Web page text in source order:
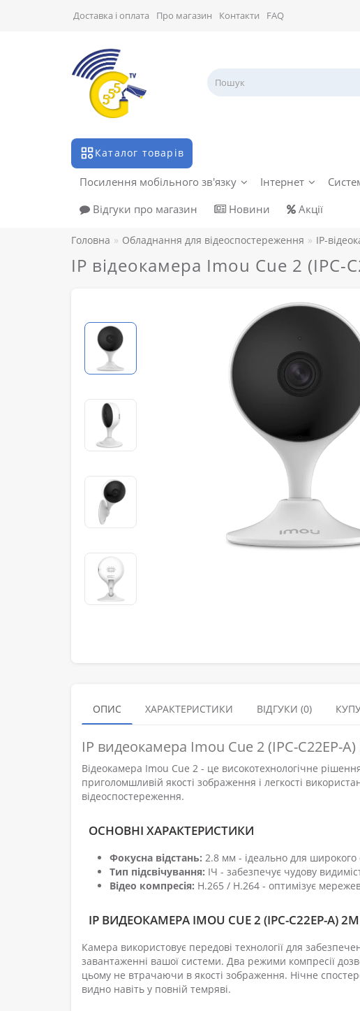
Доставка і оплата Про магазин Контакти FAQ
Каталог товарів
Посилення мобільного зв'язку Інтернет
Відгуки про магазин
Новини Акції
Головна Обладнання для відеоспостереження IP-
IP відеокамера Imou Cue 2
ОПИС ХАРАКТЕРИСТИКИ ВІДГУКИ (0)
IP видеокамера Imou Cue 2 (IPC-C22EP-
Відеокамера Imou Cue 2 - це високотехнологічне
приголомшливій якості зображення і легкості
відеоспостереження.
ОСНОВНІ ХАРАКТЕРИСТИКИ
Фокусна відстань: 2.8 мм - ідеально для широкого
Тип підсвічування: ІЧ - забезпечує чудову
Відео компресія: H.265 / H.264 - оптимізує
IP ВИДЕОКАМЕРА IMOU CUE 2 (IPC-C22EP-A)
Камера використовує передові технології для
завантаженні вашої системи. Два режими компресії
цьому не втрачаючи в якості зображення. Нічне
видно навіть у повній темряві.